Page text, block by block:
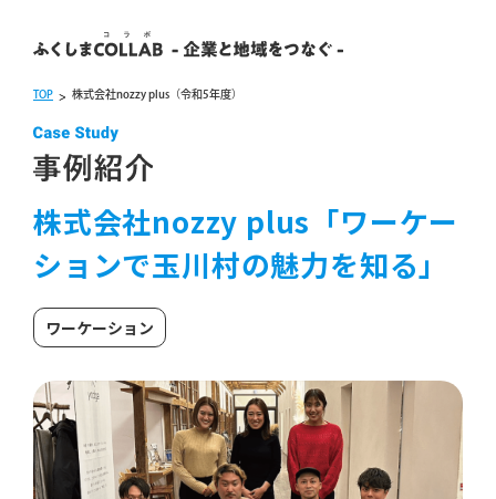
TOP > 株式会社nozzy plus （令和5年度）
株式会社nozzy plus「ワーケー
ションで玉川村の魅力を知る」
ワーケーション